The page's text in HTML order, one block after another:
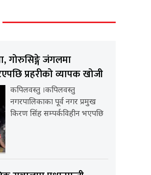
गोरुसिङ्गे जंगलमा
प्रहरीको व्यापक खोजी
कपिलवस्तु ।कपिलवस्तु
नगरपालिकाका पूर्व नगर प्रमुख
किरण सिंह सम्पर्कविहीन भएपछि